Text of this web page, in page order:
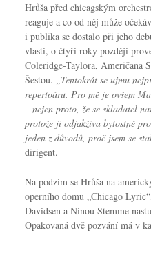
Hrůša před chicagským
reaguje a co od něj může
i publika se dostalo při jeho
vlasti, o čtyři roky později
Coleridge-Taylora, Američana
Šestou. „Tentokrát se ujmu
repertoáru. Pro mě je ovšem
– nejen proto, že se skladatel
protože ji odjakživa bytostně
jeden z důvodů, proč jsem se
dirigent.
Na podzim se Hrůša na
operního domu „Chicago
Davidsen a Ninou Stemme
Opakovaná dvě pozvání má v